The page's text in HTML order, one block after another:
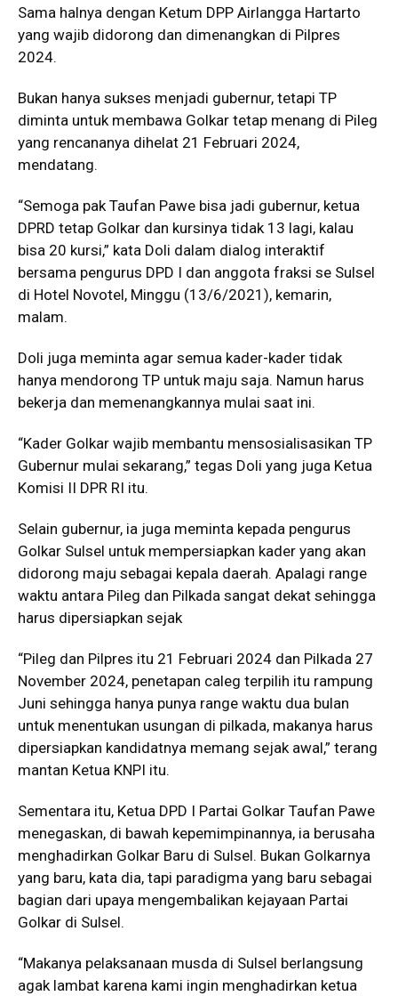
Sama halnya dengan Ketum DPP Airlangga Hartarto
yang wajib didorong dan dimenangkan di Pilpres
2024.
Bukan hanya sukses menjadi gubernur, tetapi TP
diminta untuk membawa Golkar tetap menang di Pileg
yang rencananya dihelat 21 Februari 2024,
mendatang.
“Semoga pak Taufan Pawe bisa jadi gubernur, ketua
DPRD tetap Golkar dan kursinya tidak 13 lagi, kalau
bisa 20 kursi,” kata Doli dalam dialog interaktif
bersama pengurus DPD I dan anggota fraksi se Sulsel
di Hotel Novotel, Minggu (13/6/2021), kemarin,
malam.
Doli juga meminta agar semua kader-kader tidak
hanya mendorong TP untuk maju saja. Namun harus
bekerja dan memenangkannya mulai saat ini.
“Kader Golkar wajib membantu mensosialisasikan TP
Gubernur mulai sekarang,” tegas Doli yang juga Ketua
Komisi II DPR RI itu.
Selain gubernur, ia juga meminta kepada pengurus
Golkar Sulsel untuk mempersiapkan kader yang akan
didorong maju sebagai kepala daerah. Apalagi range
waktu antara Pileg dan Pilkada sangat dekat sehingga
harus dipersiapkan sejak
“Pileg dan Pilpres itu 21 Februari 2024 dan Pilkada 27
November 2024, penetapan caleg terpilih itu rampung
Juni sehingga hanya punya range waktu dua bulan
untuk menentukan usungan di pilkada, makanya harus
dipersiapkan kandidatnya memang sejak awal,” terang
mantan Ketua KNPI itu.
Sementara itu, Ketua DPD I Partai Golkar Taufan Pawe
menegaskan, di bawah kepemimpinannya, ia berusaha
menghadirkan Golkar Baru di Sulsel. Bukan Golkarnya
yang baru, kata dia, tapi paradigma yang baru sebagai
bagian dari upaya mengembalikan kejayaan Partai
Golkar di Sulsel.
“Makanya pelaksanaan musda di Sulsel berlangsung
agak lambat karena kami ingin menghadirkan ketua